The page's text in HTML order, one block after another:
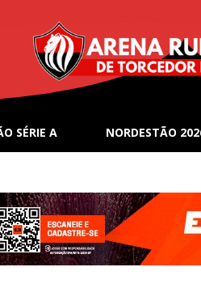
SÉRIE A NORDESTÃO